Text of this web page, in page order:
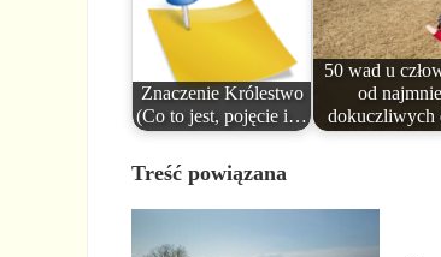
Znaczenie Królestwo
(Co to jest, pojęcie i…
50 wad u
od
Treść powiązana